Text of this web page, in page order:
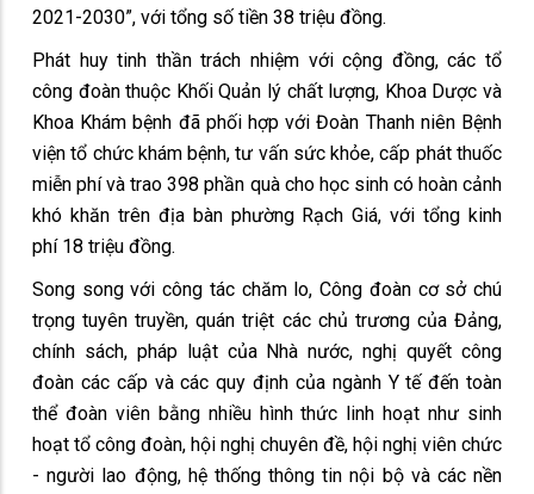
2021-2030”, với tổng số tiền 38 triệu đồng.
Phát huy tinh thần trách nhiệm với cộng đồng, các tổ
công đoàn thuộc Khối Quản lý chất lượng, Khoa Dược và
Khoa Khám bệnh đã phối hợp với Đoàn Thanh niên Bệnh
viện tổ chức khám bệnh, tư vấn sức khỏe, cấp phát thuốc
miễn phí và trao 398 phần quà cho học sinh có hoàn cảnh
khó khăn trên địa bàn phường Rạch Giá, với tổng kinh
phí 18 triệu đồng.
Song song với công tác chăm lo, Công đoàn cơ sở chú
trọng tuyên truyền, quán triệt các chủ trương của Đảng,
chính sách, pháp luật của Nhà nước, nghị quyết công
đoàn các cấp và các quy định của ngành Y tế đến toàn
thể đoàn viên bằng nhiều hình thức linh hoạt như sinh
hoạt tổ công đoàn, hội nghị chuyên đề, hội nghị viên chức
- người lao động, hệ thống thông tin nội bộ và các nền